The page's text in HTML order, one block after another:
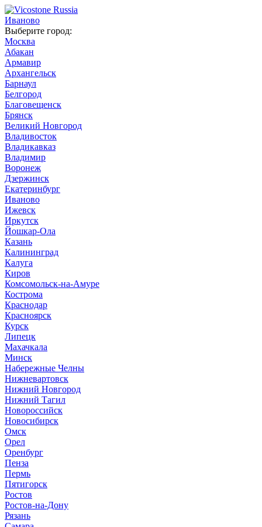
Иваново
Выберите город:
Москва
Абакан
Армавир
Архангельск
Барнаул
Белгород
Благовещенск
Брянск
Великий Новгород
Владивосток
Владикавказ
Владимир
Воронеж
Дзержинск
Екатеринбург
Иваново
Ижевск
Иркутск
Йошкар-Ола
Казань
Калининград
Калуга
Киров
Комсомольск-на-Амуре
Кострома
Краснодар
Красноярск
Курск
Липецк
Махачкала
Минск
Набережные Челны
Нижневартовск
Нижний Новгород
Нижний Тагил
Новороссийск
Новосибирск
Омск
Орел
Оренбург
Пенза
Пермь
Пятигорск
Ростов
Ростов-на-Дону
Рязань